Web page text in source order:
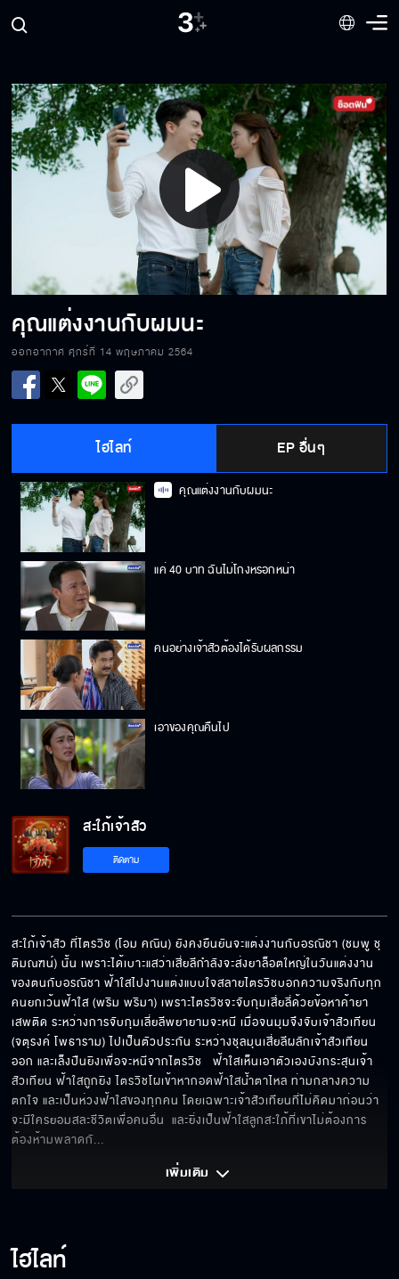
Play
Video
คุณแต่งงานกับผมนะ
ออกอากาศ ศุกร์ที่ 14 พฤษภาคม 2564
ไฮไลท์ EP อื่นๆ
คุณแต่งงานกับผมนะ
แค่ 40 บาท ฉันไม่โกงหรอกหน่า
คนอย่างเจ้าสัวต้องได้รับผลกรรม
เอาของคุณคืนไป
ยกเลิกสัญญาจ้าง
งั้นคุณมาเป็นเมียผมจริง ๆ เลยละกัน
เป็นไปดั่งกลอุบาย
สะใภ้เจ้าสัว
ติดตาม
สะใภ้เจ้าสัว ที่ไตรวิช (โอม คณิน) ยังคงยืนยันจะแต่งงานกับอรณิชา (ชมพู ชุ
ติมณฑน์) นั้น เพราะได้เบาะแสว่าเสี่ยลีกำลังจะส่งยาล็อตใหญ่ในวันแต่งงาน
ของตนกับอรณิชา ฟ้าใสไปงานแต่งแบบใจสลายไตรวิชบอกความจริงกับทุก
คนยกเว้นฟ้าใส (พริม พริมา) เพราะไตรวิชจะจับกุมเสี่ยลี่ด้วยข้อหาค้ายา
เสพติด ระหว่างการจับกุมเลี่ยลีพยายามจะหนี เมื่อจนมุมจึงจับเจ้าสัวเทียน
(จตุรงค์ โพธาราม) ไปเป็นตัวประกัน ระหว่างชุลมุนเสี่ยลีผลักเจ้าสัวเทียน
ออก และเล็งปืนยิงเพื่อจะหนีจากไตรวิช   ฟ้าใสเห็นเอาตัวเองบังกระสุนเจ้า
สัวเทียน ฟ้าใสถูกยิง ไตรวิชโผเข้าหากอดฟ้าใสน้ำตาไหล ท่ามกลางความ
ตกใจ และเป็นห่วงฟ้าใสของทุกคน โดยเฉพาะเจ้าสัวเทียนที่ไม่คิดมาก่อนว่า
จะมีใครยอมสละชีวิตเพื่อคนอื่น  และยิ่งเป็นฟ้าใสลูกสะใภ้ที่เขาไม่ต้องการ
ต้องห้ามพลาดกั...
เพิ่มเติม
ไฮไลท์